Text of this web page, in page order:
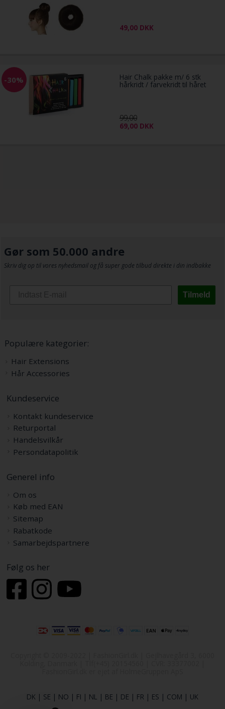
49,00 DKK
-30% Hair Chalk pakke m/ 6 stk
hårkridt / farvekridt til håret
99,00
69,00 DKK
Gør som 50.000 andre
Skriv dig op til vores nyhedsmail og få super gode tilbud direkte i din indbakke
Tilmeld
Populære kategorier:
Hair Extensions
Hår Accessories
Kundeservice
Kontakt kundeservice
Returportal
Handelsvilkår
Persondatapolitik
Generel info
Om os
Køb med EAN
Sitemap
Rabatkode
Samarbejdspartnere
Følg os her
DK | SE | NO | FI | NL | BE | DE | FR | ES | COM | UK